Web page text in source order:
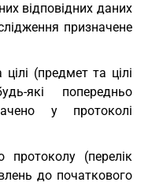
відповідних даних
призначене
(предмет та цілі
які попередньо
у протоколі
(перелік
до початкового